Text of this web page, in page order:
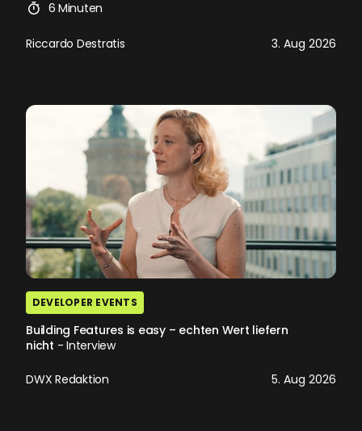
6 Minuten
Riccardo Destratis 3. Aug 2026
DEVELOPER EVENTS
Building Features is easy – echten Wert liefern
nicht - Interview
DWX Redaktion 5. Aug 2026